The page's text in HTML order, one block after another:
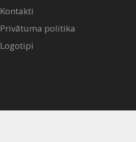
Kontakti
Privātuma politika
Logotipi